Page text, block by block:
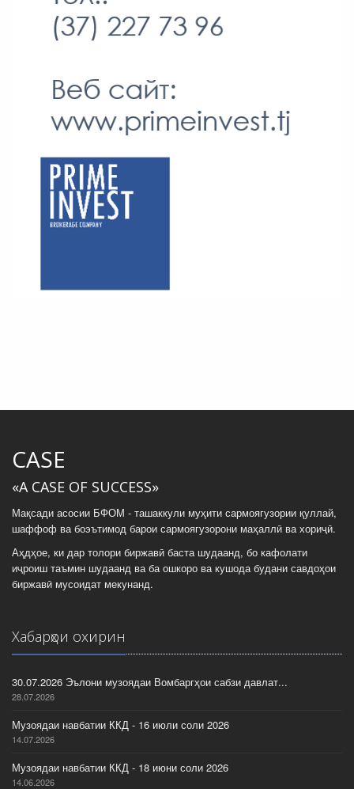
CASE
«A CASE OF SUCCESS»
Мақсади асосии БФОМ - ташаккули муҳити сармоягузории қуллай,
шаффоф ва боэътимод барои сармоягузорони маҳаллӣ ва хориҷӣ.
Аҳдҳое, ки дар толори биржавӣ баста шудаанд, бо кафолати
иҷроиш таъмин шудаанд ва ба ошкоро ва кушода будани савдоҳои
биржавӣ мусоидат мекунанд.
Хабарҳои охирин
30.07.2026 Эълони музоядаи Вомбаргҳои сабзи давлат...
28.07.2026
Музоядаи навбатии ККД - 16 июли соли 2026
14.07.2026
Музоядаи навбатии ККД - 18 июни соли 2026
14.06.2026